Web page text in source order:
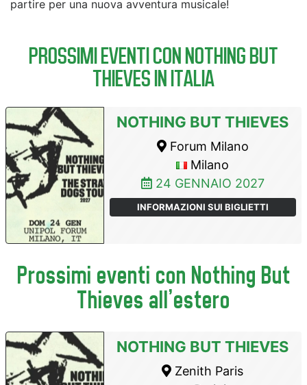
partire per una nuova avventura musicale!
PROSSIMI EVENTI CON NOTHING BUT
THIEVES IN ITALIA
NOTHING BUT THIEVES
Forum Milano
Milano
24 GENNAIO 2027
INFORMAZIONI SUI BIGLIETTI
Prossimi eventi con Nothing But
Thieves all'estero
NOTHING BUT THIEVES
Zenith Paris